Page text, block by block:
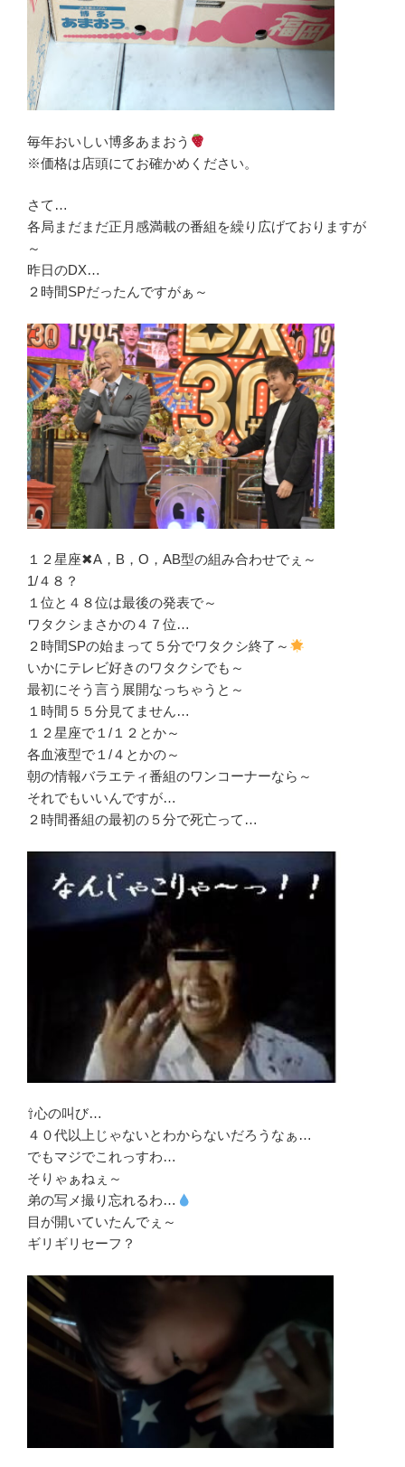
毎年おいしい博多あまおう
※価格は店頭にてお確かめください。
さて…
各局まだまだ正月感満載の番組を繰り広げておりますが
～
昨日のDX…
２時間SPだったんですがぁ～
１２星座✖A，B，O，AB型の組み合わせでぇ～
1/４８？
１位と４８位は最後の発表で～
ワタクシまさかの４７位…
２時間SPの始まって５分でワタクシ終了～
いかにテレビ好きのワタクシでも～
最初にそう言う展開なっちゃうと～
１時間５５分見てません…
１２星座で１/１２とか～
各血液型で１/４とかの～
朝の情報バラエティ番組のワンコーナーなら～
それでもいいんですが…
２時間番組の最初の５分で死亡って…
⇧心の叫び…
４０代以上じゃないとわからないだろうなぁ…
でもマジでこれっすわ…
そりゃぁねぇ～
弟の写メ撮り忘れるわ…
目が開いていたんでぇ～
ギリギリセーフ？